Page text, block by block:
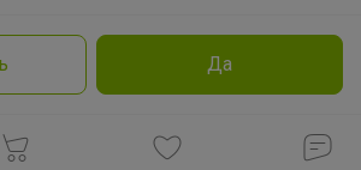
Да
конфиденциальности
пользователя
Принять